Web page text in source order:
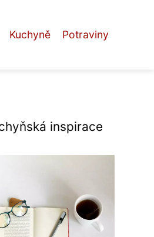
Kuchyně Potraviny
inspirace